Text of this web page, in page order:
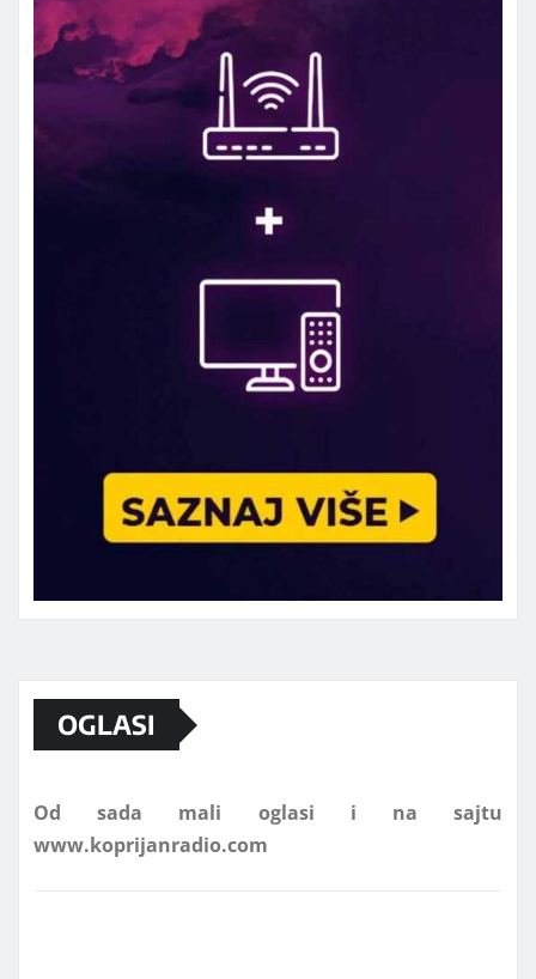
OGLASI
Od sada mali oglasi i na sajtu